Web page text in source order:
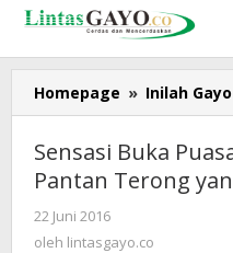
Lewati
konten
Homepage » Inilah Gayo
Sensasi Buka
Pantan Terong
22 Juni 2016
lintasgayo.co
oleh lintasgayo.co